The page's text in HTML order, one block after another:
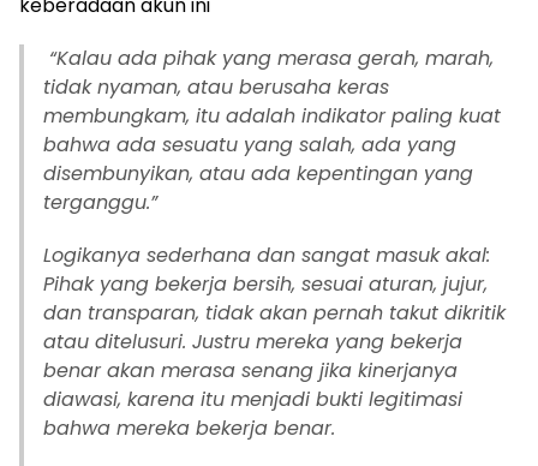
“Kalau ada pihak yang merasa gerah, marah,
tidak nyaman, atau berusaha keras
membungkam, itu adalah indikator paling kuat
bahwa ada sesuatu yang salah, ada yang
disembunyikan, atau ada kepentingan yang
terganggu.”
Logikanya sederhana dan sangat masuk akal:
Pihak yang bekerja bersih, sesuai aturan, jujur,
dan transparan, tidak akan pernah takut dikritik
atau ditelusuri. Justru mereka yang bekerja
benar akan merasa senang jika kinerjanya
diawasi, karena itu menjadi bukti legitimasi
bahwa mereka bekerja benar.